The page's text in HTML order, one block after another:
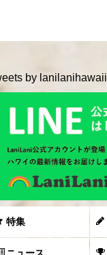
by lanilanihawaii
特集
ニュース